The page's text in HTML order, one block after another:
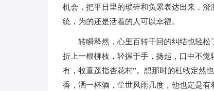
机会，把平日里的琐碎和负累表达出来，
统，为的还是活着的人可以幸福。
转瞬释然，心里百转千回的纠结也轻
折上一根柳枝，轻握于手，扬起，口中不
有，牧童遥指杏花村”。想那时的杜牧定然
香，洒一杯酒，尘世风雨几度，他也定是